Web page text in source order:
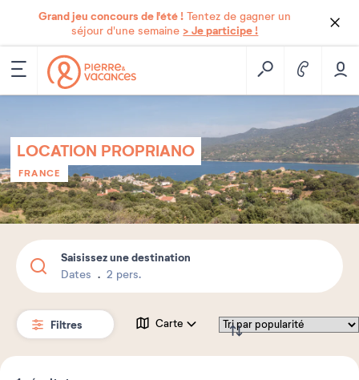
Grand jeu concours de l'été ! Tentez de gagner un
séjour d'une semaine > Je participe !
LOCATION PROPRIANO
FRANCE
Saisissez une destination
Dates 2 pers.
Filtres Carte